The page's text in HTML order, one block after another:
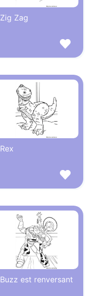
Zig Zag
Rex
Buzz est renversant